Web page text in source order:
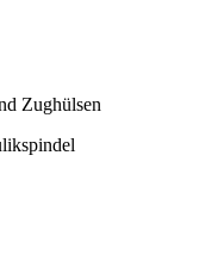
Zughülsen